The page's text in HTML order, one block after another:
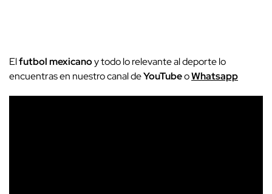
Elfutbol mexicanoy todo lo relevante al deporte lo
encuentras en nuestro canal deYouTubeoWhatsapp